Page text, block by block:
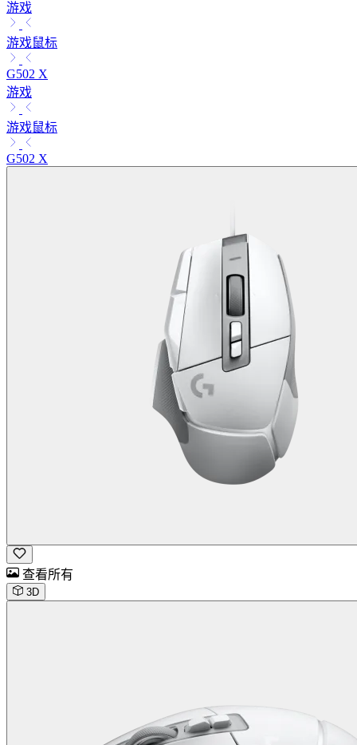
游戏
游戏鼠标
G502 X
游戏
游戏鼠标
G502 X
查看所有
3D